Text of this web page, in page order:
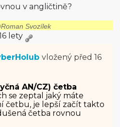
v angličtině?
Svozílek
lety
vložený před 16
AN/CZ) četba
se zeptal jaký máte
četbu, je lepší začít takto
četba rovnou